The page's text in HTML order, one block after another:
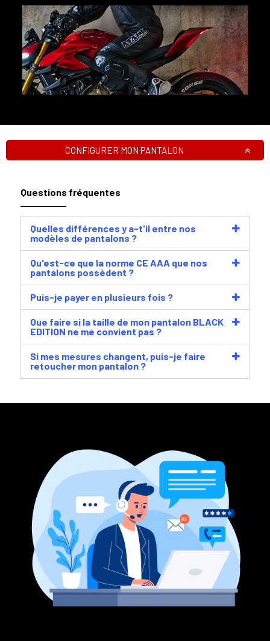
CONFIGURER MON PANTALON
Questions fréquentes
Quelles différences y a-t'il entre nos
modèles de pantalons ?
Qu'est-ce que la norme CE AAA que nos
pantalons possèdent ?
Puis-je payer en plusieurs fois ?
Que faire si la taille de mon pantalon BLACK
EDITION ne me convient pas ?
Si mes mesures changent, puis-je faire
retoucher mon pantalon ?